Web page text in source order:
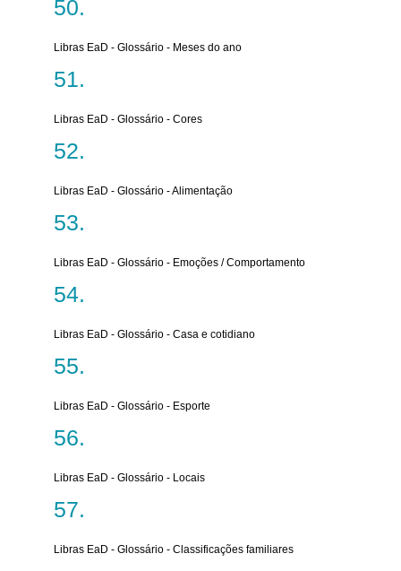
Libras EaD - Glossário - Meses do ano
Libras EaD - Glossário - Cores
Libras EaD - Glossário - Alimentação
Libras EaD - Glossário - Emoções / Comportamento
Libras EaD - Glossário - Casa e cotidiano
Libras EaD - Glossário - Esporte
Libras EaD - Glossário - Locais
Libras EaD - Glossário - Classificações familiares